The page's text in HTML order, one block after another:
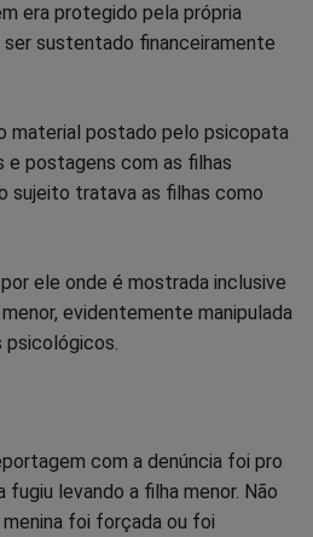
era protegido pela própria
sustentado financeiramente
material postado pelo psicopata
e postagens com as filhas
sujeito tratava as filhas como
ele onde é mostrada inclusive
evidentemente manipulada
psicológicos.
com a denúncia foi pro
fugiu levando a filha menor. Não
foi forçada ou foi